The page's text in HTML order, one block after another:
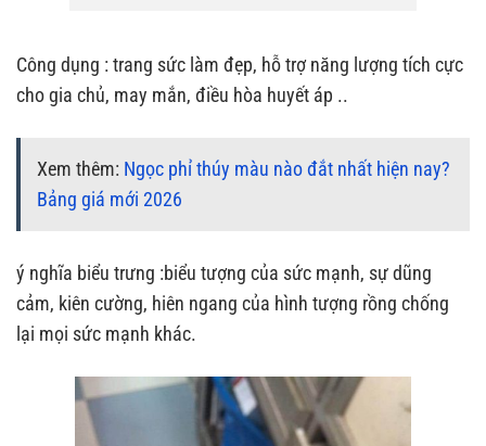
Công dụng : trang sức làm đẹp, hỗ trợ năng lượng tích cực
cho gia chủ, may mắn, điều hòa huyết áp ..
Xem thêm: Ngọc phỉ thúy màu nào đắt nhất hiện nay?
Bảng giá mới 2026
ý nghĩa biểu trưng :biểu tượng của sức mạnh, sự dũng
cảm, kiên cường, hiên ngang của hình tượng rồng chống
lại mọi sức mạnh khác.